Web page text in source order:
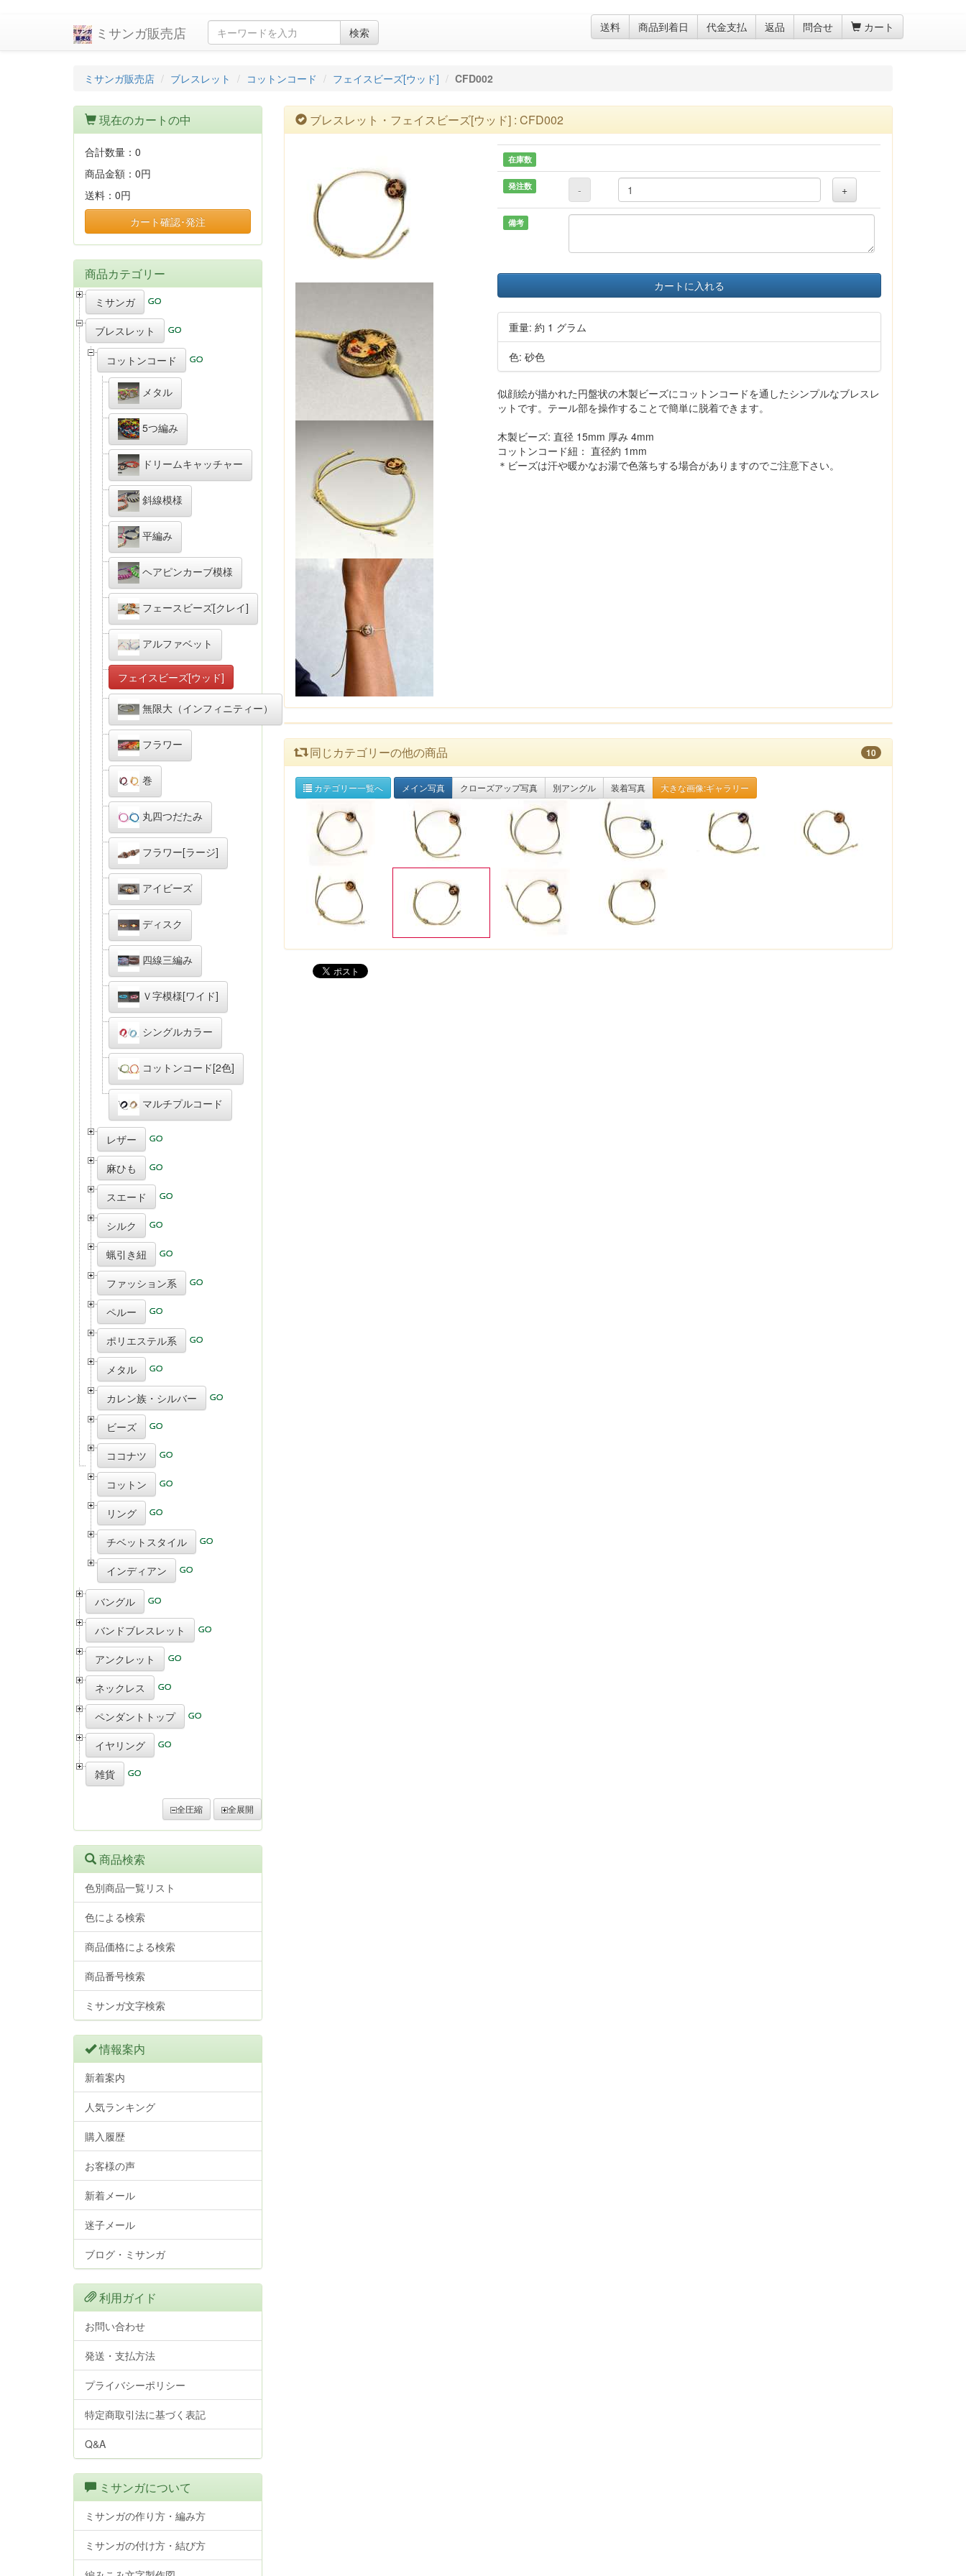
ミサンガ販売店 検索 送料 商品到着日 代金支払 返品 問合せ カート
ミサンガ販売店 ブレスレット コットンコード フェイスビーズ[ウッド] CFD002
ブレスレット・フェイスビーズ[ウッド] : CFD002
在庫数
発注数 - +
備考
カートに入れる
重量: 約 1 グラム
色: 砂色
似顔絵が描かれた円盤状の木製ビーズにコットンコードを通したシンプルなブレスレ
ットです。テール部を操作することで簡単に脱着できます。
木製ビーズ: 直径 15mm 厚み 4mm
コットンコード紐： 直径約 1mm
＊ビーズは汗や暖かなお湯で色落ちする場合がありますのでご注意下さい。
同じカテゴリーの他の商品 10
カテゴリー一覧へ メイン写真 クローズアップ写真 別アングル 装着写真 大きな画像:ギャラリー
現在のカートの中
合計数量： 0
商品金額： 0円
送料： 0円
カート確認･発注
商品カテゴリー
ミサンガ
ブレスレット
コットンコード
メタル
5つ編み
ドリームキャッチャー
斜線模様
平編み
ヘアピンカーブ模様
フェースビーズ[クレイ]
アルファベット
フェイスビーズ[ウッド]
無限大（インフィニティー）
フラワー
巻
丸四つだたみ
フラワー[ラージ]
アイビーズ
ディスク
四線三編み
Ｖ字模様[ワイド]
シングルカラー
コットンコード[2色]
マルチプルコード
レザー
麻ひも
スエード
シルク
蝋引き紐
ファッション系
ペルー
ポリエステル系
メタル
カレン族・シルバー
ビーズ
ココナツ
コットン
リング
チベットスタイル
インディアン
バングル
バンドブレスレット
アンクレット
ネックレス
ペンダントトップ
イヤリング
雑貨
全圧縮 全展開
商品検索
色別商品一覧リスト
色による検索
商品価格による検索
商品番号検索
ミサンガ文字検索
情報案内
新着案内
人気ランキング
購入履歴
お客様の声
新着メール
迷子メール
ブログ・ミサンガ
利用ガイド
お問い合わせ
発送・支払方法
プライバシーポリシー
特定商取引法に基づく表記
Q&A
ミサンガについて
ミサンガの作り方・編み方
ミサンガの付け方・結び方